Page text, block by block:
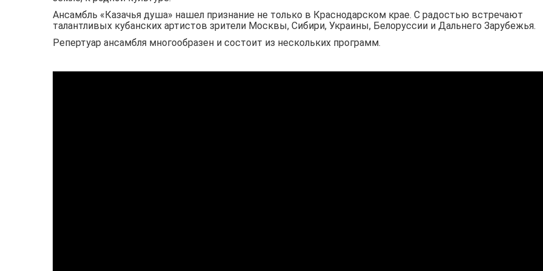
Ансамбль «Казачья душа» нашел признание не только в Краснодарском крае. С радостью встречают
талантливых кубанских артистов зрители Москвы, Сибири, Украины, Белоруссии и Дальнего Зарубежья.
Репертуар ансамбля многообразен и состоит из нескольких программ.